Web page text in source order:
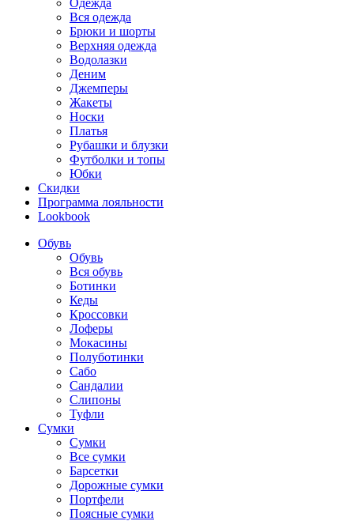
Одежда
Вся одежда
Брюки и шорты
Верхняя одежда
Водолазки
Деним
Джемперы
Жакеты
Носки
Платья
Рубашки и блузки
Футболки и топы
Юбки
Скидки
Программа лояльности
Lookbook
Обувь
Обувь
Вся обувь
Ботинки
Кеды
Кроссовки
Лоферы
Мокасины
Полуботинки
Сабо
Сандалии
Слипоны
Туфли
Сумки
Сумки
Все сумки
Барсетки
Дорожные сумки
Портфели
Поясные сумки